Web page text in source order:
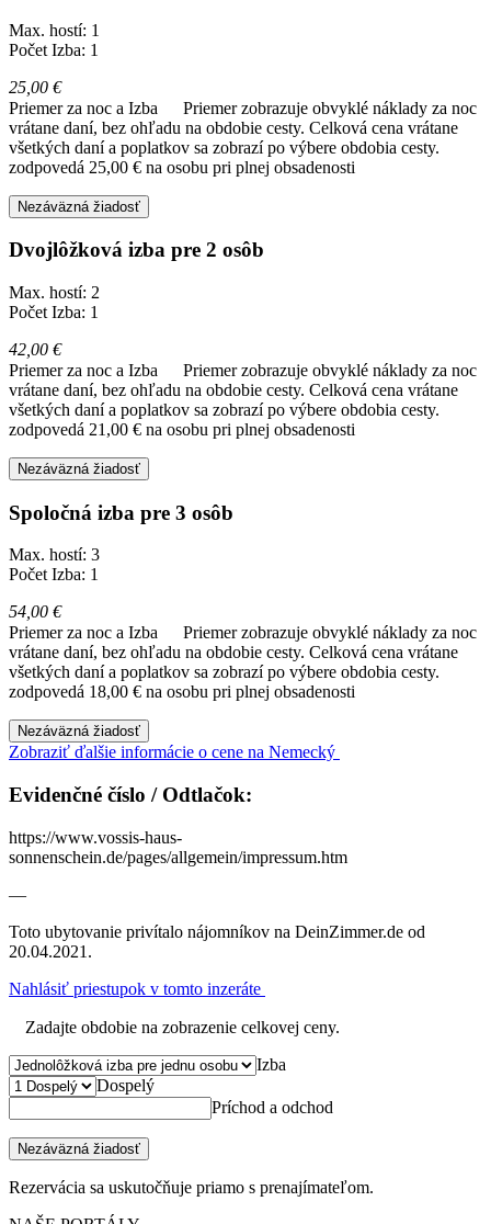
Max. hostí: 1
Počet Izba: 1
25,00 €
Priemer za noc a Izba
Priemer zobrazuje obvyklé náklady za noc
vrátane daní, bez ohľadu na obdobie cesty. Celková cena vrátane
všetkých daní a poplatkov sa zobrazí po výbere obdobia cesty.
zodpovedá 25,00 € na osobu pri plnej obsadenosti
Nezáväzná žiadosť
Dvojlôžková izba pre 2 osôb
Max. hostí: 2
Počet Izba: 1
42,00 €
Priemer za noc a Izba
Priemer zobrazuje obvyklé náklady za noc
vrátane daní, bez ohľadu na obdobie cesty. Celková cena vrátane
všetkých daní a poplatkov sa zobrazí po výbere obdobia cesty.
zodpovedá 21,00 € na osobu pri plnej obsadenosti
Nezáväzná žiadosť
Spoločná izba pre 3 osôb
Max. hostí: 3
Počet Izba: 1
54,00 €
Priemer za noc a Izba
Priemer zobrazuje obvyklé náklady za noc
vrátane daní, bez ohľadu na obdobie cesty. Celková cena vrátane
všetkých daní a poplatkov sa zobrazí po výbere obdobia cesty.
zodpovedá 18,00 € na osobu pri plnej obsadenosti
Nezáväzná žiadosť
Zobraziť ďalšie informácie o cene na Nemecký
Evidenčné číslo / Odtlačok:
https://www.vossis-haus-
sonnenschein.de/pages/allgemein/impressum.htm
—
Toto ubytovanie privítalo nájomníkov na DeinZimmer.de od
20.04.2021.
Nahlásiť priestupok v tomto inzeráte
Zadajte obdobie na zobrazenie celkovej ceny.
Izba
Dospelý
Príchod a odchod
Nezáväzná žiadosť
Rezervácia sa uskutočňuje priamo s prenajímateľom.